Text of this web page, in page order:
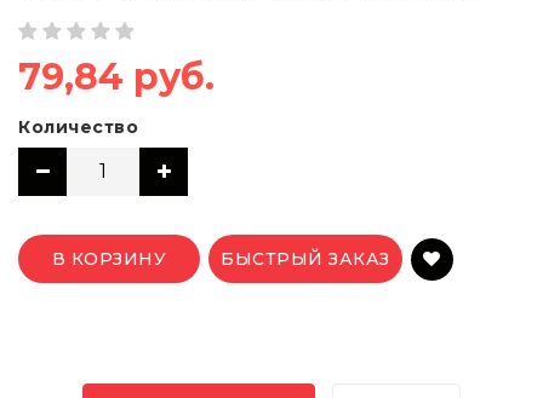
79,84 руб.
Количество
В КОРЗИНУ БЫСТРЫЙ ЗАКАЗ